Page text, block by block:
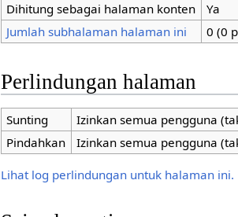
Dihitung sebagai halaman konten
Ya
Jumlah subhalaman halaman ini
0 (0
Perlindungan halaman
Sunting
Izinkan semua pengguna
Pindahkan
Izinkan semua pengguna
Lihat log perlindungan untuk halaman ini.